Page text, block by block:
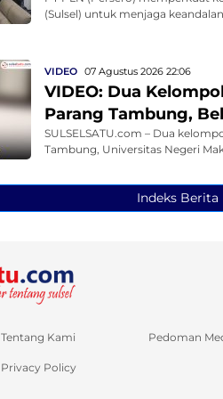
(Sulsel) untuk menjaga
VIDEO 07 Agustus 2026 22:06
VIDEO: Dua
Parang Tambung,
SULSELSATU.com – Dua
Tambung, Universitas Negeri
Indeks Berita
Tentang Kami Pedoman
Privacy Policy